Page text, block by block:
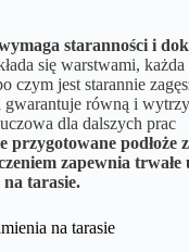
staranności i
się warstwami,
czym jest starannie
równą i
dla dalszych prac
przygotowane podłoże z
zapewnia trwałe
tarasie.
na tarasie